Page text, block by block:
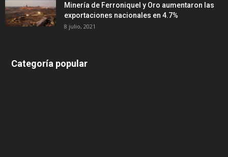
Minería de Ferroniquel y Oro aumentaron las
exportaciones nacionales en 4.7%
8 julio, 2021
Categoría popular